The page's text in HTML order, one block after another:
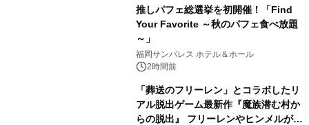
推しパフェ総選挙を初開催！「Find
Your Favorite ～秋のパフェ食べ放題
～」
福岡サンパレス ホテル＆ホール
2時間前
「葬送のフリーレン」とコラボしたリ
アル脱出ゲーム最新作『魔族潜む村か
らの脱出』 フリーレンやヒンメルが武